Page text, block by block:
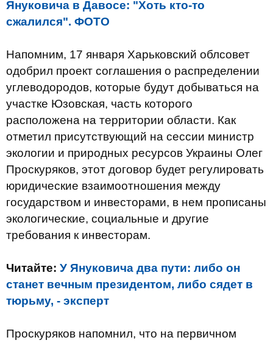
Януковича в Давосе: "Хоть кто-то
сжалился". ФОТО
Напомним, 17 января Харьковский облсовет
одобрил проект соглашения о распределении
углеводородов, которые будут добываться на
участке Юзовская, часть которого
расположена на территории области. Как
отметил присутствующий на сессии министр
экологии и природных ресурсов Украины Олег
Проскуряков, этот договор будет регулировать
юридические взаимоотношения между
государством и инвесторами, в нем прописаны
экологические, социальные и другие
требования к инвесторам.
Читайте: У Януковича два пути: либо он
станет вечным президентом, либо сядет в
тюрьму, - эксперт
Проскуряков напомнил, что на первичном